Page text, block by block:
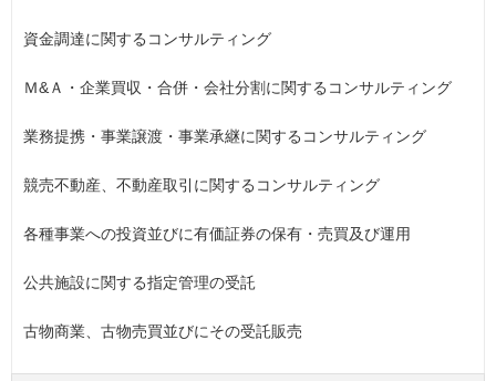
資金調達に関するコンサルティング
Ｍ&Ａ・企業買収・合併・会社分割に関するコンサルティング
業務提携・事業譲渡・事業承継に関するコンサルティング
競売不動産、不動産取引に関するコンサルティング
各種事業への投資並びに有価証券の保有・売買及び運用
公共施設に関する指定管理の受託
古物商業、古物売買並びにその受託販売